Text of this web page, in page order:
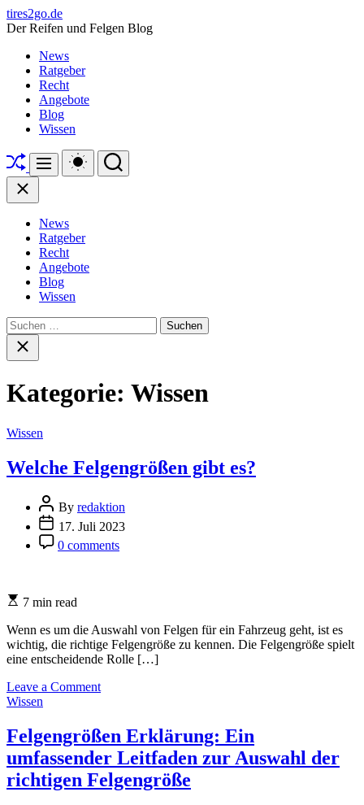
Skip
to
tires2go.de
Der Reifen und Felgen Blog
News
Ratgeber
Recht
Angebote
Blog
Wissen
ShuffleMenu
Switch
color
Search
Close
News
Ratgeber
Recht
Angebote
Blog
Wissen
Suchen
nach:
Close
search
Kategorie: Wissen
Categories
Wissen
Welche Felgengrößen gibt es?
Post
Author
By redaktion
Post
Date
17. Juli 2023
Post
Comment
0 comments
Estimated
time
7 min read
Wenn es um die Auswahl von Felgen für ein Fahrzeug geht, ist es
wichtig, die richtige Felgengröße zu kennen. Die Felgengröße spielt
eine entscheidende Rolle […]
Leave a Commenton
gibt
es?
Categories
Wissen
Felgengrößen Erklärung: Ein
umfassender Leitfaden zur Auswahl der
richtigen Felgengröße